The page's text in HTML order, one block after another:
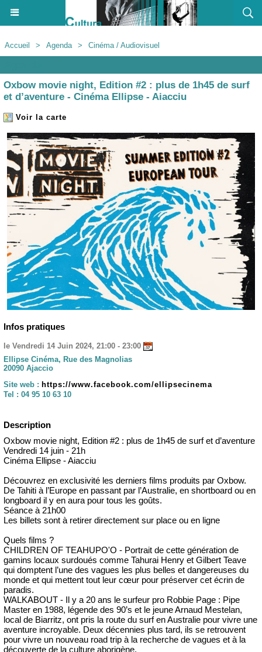
Accueil > Agenda > Cinéma / Audiovisuel
Oxbow movie night, Edition #2 : plus de 1h45 de surf
et d’aventure - Cinéma Ellipse - Aiacciu
Voir la carte
Infos pratiques
le Vendredi 14 Juin 2024, 21:00 - 23:00
Ellipse Cinéma, Rue des Magnolias
20090 Ajaccio
Site web : https://www.facebook.com/ellipsecinema
Tel : 04 95 10 63 10
Description
Oxbow movie night, Edition #2 : plus de 1h45 de surf et d’aventure
Vendredi 14 juin - 21h
Cinéma Ellipse - Aiacciu
Découvrez en exclusivité les derniers films produits par Oxbow.
De Tahiti à l’Europe en passant par l’Australie, en shortboard ou en
longboard il y en aura pour tous les goûts.
Séance à 21h00
Les billets sont à retirer directement sur place ou en ligne
Quels films ?
CHILDREN OF TEAHUPO'O - Portrait de cette génération de
gamins locaux surdoués comme Tahurai Henry et Gilbert Teave
qui domptent l’une des vagues les plus belles et dangereuses du
monde et qui mettent tout leur cœur pour préserver cet écrin de
paradis.
WALKABOUT - Il y a 20 ans le surfeur pro Robbie Page : Pipe
Master en 1988, légende des 90’s et le jeune Arnaud Mestelan,
local de Biarritz, ont pris la route du surf en Australie pour vivre une
aventure incroyable. Deux décennies plus tard, ils se retrouvent
pour vivre un nouveau road trip à la recherche de vagues et à la
découverte de la culture aborigène.